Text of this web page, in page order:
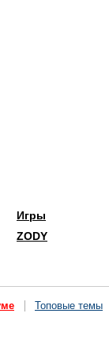
Игры
ZODY
Топовые темы